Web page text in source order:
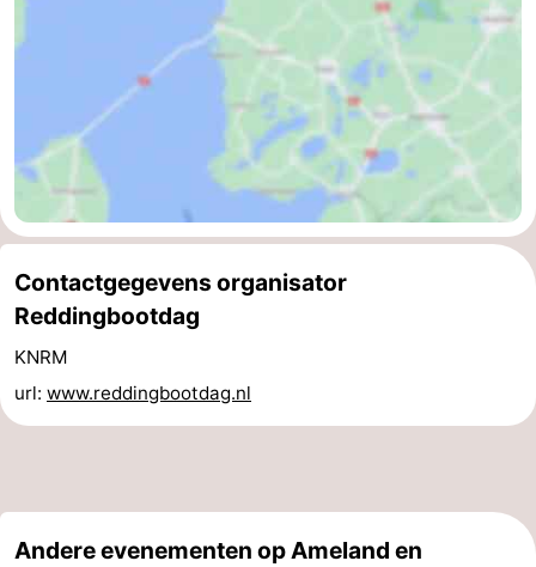
Waddeneilanden
Schiermonnikoog
-
Terschelling
-
Vlieland
-
Contact
Contactgegevens organisator
Reddingbootdag
KNRM
url: www.reddingbootdag.nl
Andere evenementen op Ameland en